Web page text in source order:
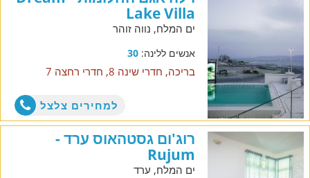
Lake Villa
ים המלח, נווה זוהר
אנשים ללינה:30
בריכה, חדרי שינה 8, חדרי רחצה 7
למחירים צלצל
רוג'ום גסטהאוס ערד -
Rujum
ים המלח, ערד